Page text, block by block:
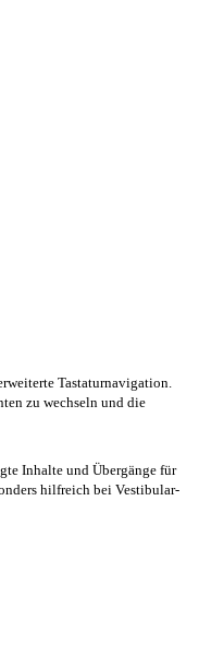
Tastaturnavigation.
zu wechseln und die
Inhalte und Übergänge für
hilfreich bei Vestibular-